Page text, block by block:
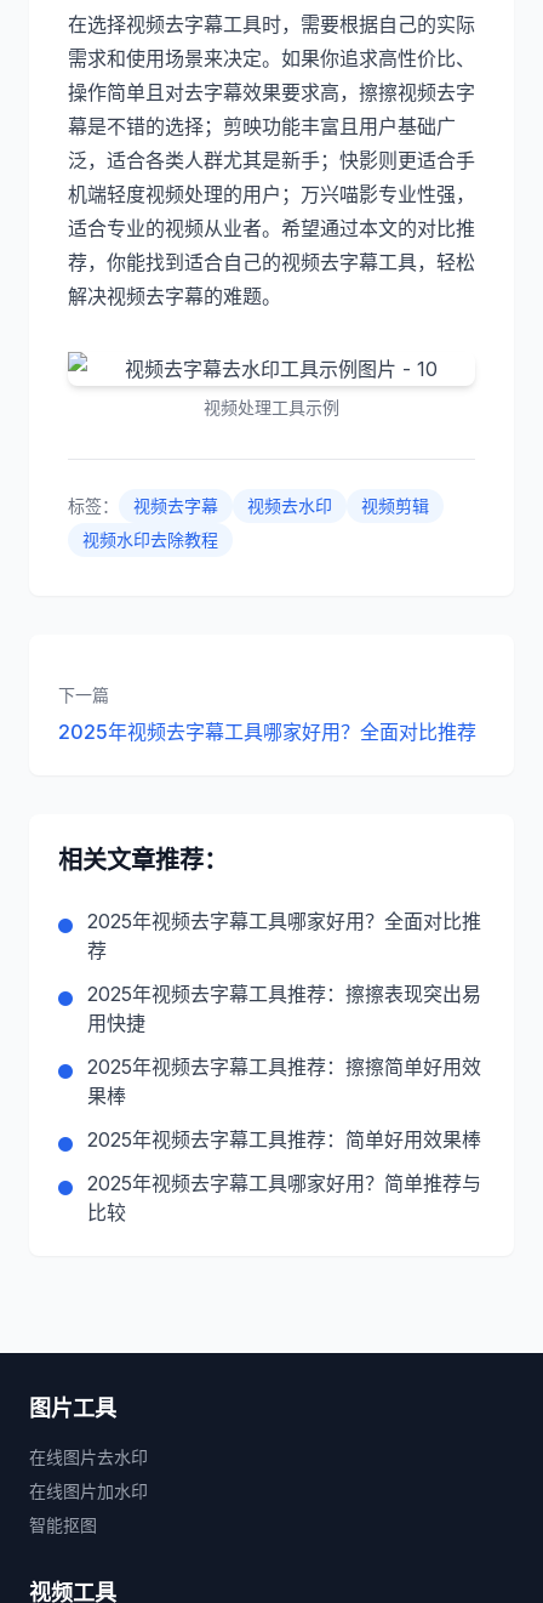
在选择视频去字幕工具时，需要根据自己的实际
需求和使用场景来决定。如果你追求高性价比、
操作简单且对去字幕效果要求高，擦擦视频去字
幕是不错的选择；剪映功能丰富且用户基础广
泛，适合各类人群尤其是新手；快影则更适合手
机端轻度视频处理的用户；万兴喵影专业性强，
适合专业的视频从业者。希望通过本文的对比推
荐，你能找到适合自己的视频去字幕工具，轻松
解决视频去字幕的难题。
视频处理工具示例
标签： 视频去字幕 视频去水印
视频剪辑
视频水印去除教程
下一篇
2025年视频去字幕工具哪家好用？全面对比推荐
相关文章推荐：
2025年视频去字幕工具哪家好用？全面对比推
荐
2025年视频去字幕工具推荐：擦擦表现突出易
用快捷
2025年视频去字幕工具推荐：擦擦简单好用效
果棒
2025年视频去字幕工具推荐：简单好用效果棒
2025年视频去字幕工具哪家好用？简单推荐与
比较
图片工具
在线图片去水印
在线图片加水印
智能抠图
视频工具